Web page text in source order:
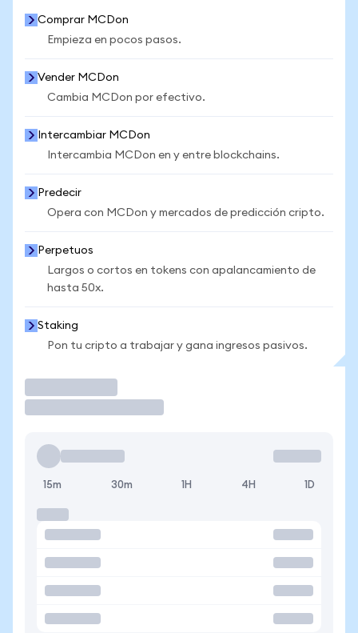
Comprar MCDon
Empieza en pocos pasos.
Vender MCDon
Cambia MCDon por efectivo.
Intercambiar MCDon
Intercambia MCDon en y entre blockchains.
Predecir
Opera con MCDon y mercados de predicción cripto.
Perpetuos
Largos o cortos en tokens con apalancamiento de
hasta 50x.
Staking
Pon tu cripto a trabajar y gana ingresos pasivos.
15m 30m 1H 4H 1D